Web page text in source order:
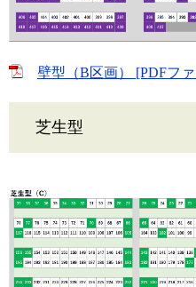
壁型（B区画） [PDFフ
芝生型